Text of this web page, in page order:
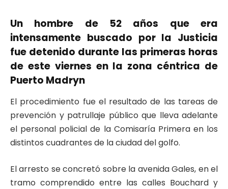
Un hombre de 52 años que era
intensamente buscado por la Justicia
fue detenido durante las primeras horas
de este viernes en la zona céntrica de
Puerto Madryn
El procedimiento fue el resultado de las tareas de
prevención y patrullaje público que lleva adelante
el personal policial de la Comisaría Primera en los
distintos cuadrantes de la ciudad del golfo.
El arresto se concretó sobre la avenida Gales, en el
tramo comprendido entre las calles Bouchard y